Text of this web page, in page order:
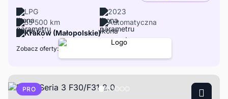
LPG
2023
55 500 km
Automatyczna
Kraków (Małopolskie)
Zobacz oferty:
PRO